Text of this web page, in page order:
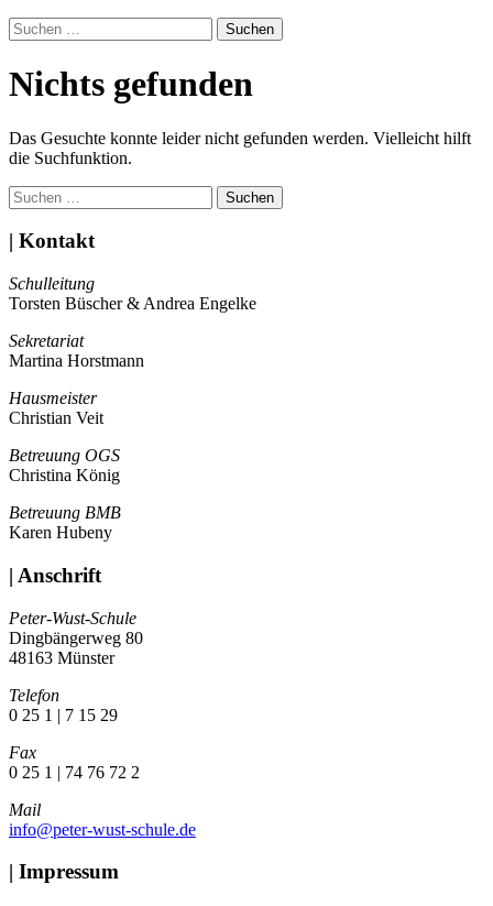
Suchen
nach:
Nichts gefunden
Das Gesuchte konnte leider nicht gefunden werden. Vielleicht hilft
die Suchfunktion.
Suchen
nach:
| Kontakt
Schulleitung
Torsten Büscher & Andrea Engelke
Sekretariat
Martina Horstmann
Hausmeister
Christian Veit
Betreuung OGS
Christina König
Betreuung BMB
Karen Hubeny
| Anschrift
Peter-Wust-Schule
Dingbängerweg 80
48163 Münster
Telefon
0 25 1 | 7 15 29
Fax
0 25 1 | 74 76 72 2
Mail
info@peter-wust-schule.de
| Impressum